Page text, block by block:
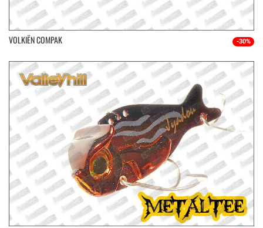
VOLKIËN COMPAK -30%